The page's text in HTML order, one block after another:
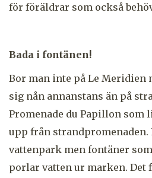
för föräldrar som också
Bada i fontänen!
Bor man inte på Le Meridien
sig nån annanstans än på
Promenade du Papillon som
upp från strandpromenaden.
vattenpark men fontäner
porlar vatten ur marken. Det